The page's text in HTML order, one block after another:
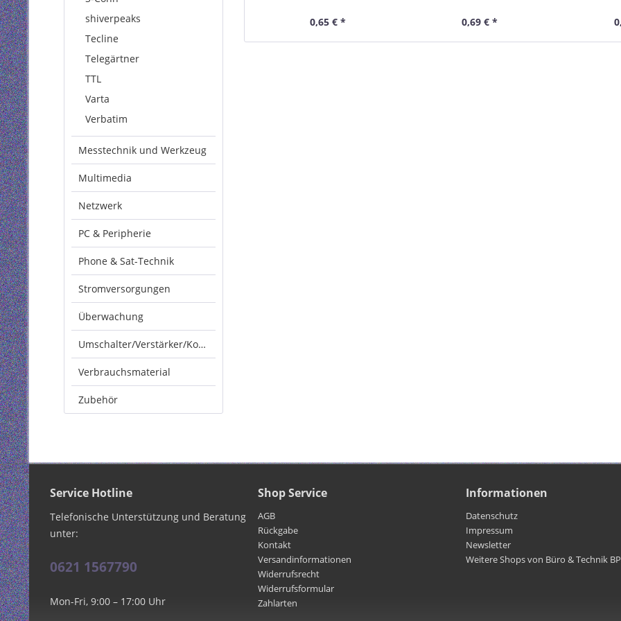
shiverpeaks
Tecline
Telegärtner
TTL
Varta
Verbatim
Messtechnik und Werkzeug
Multimedia
Netzwerk
PC & Peripherie
Phone & Sat-Technik
Stromversorgungen
Überwachung
Umschalter/Verstärker/Konverter
Verbrauchsmaterial
Zubehör
0,65 € *
0,69 € *
Service Hotline
Telefonische Unterstützung und Beratung
unter:
0621 1567790
Mon-Fri, 9:00 – 17:00 Uhr
Shop Service
AGB
Rückgabe
Kontakt
Versandinformationen
Widerrufsrecht
Widerrufsformular
Zahlarten
Informationen
Datenschutz
Impressum
Newsletter
Weitere Shops von Büro & Technik